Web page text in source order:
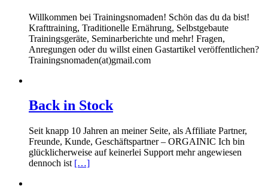
Willkommen bei Trainingsnomaden! Schön das du da bist!
Krafttraining, Traditionelle Ernährung, Selbstgebaute
Trainingsgeräte, Seminarberichte und mehr! Fragen,
Anregungen oder du willst einen Gastartikel veröffentlichen?
Trainingsnomaden(at)gmail.com
Back in Stock
Seit knapp 10 Jahren an meiner Seite, als Affiliate Partner,
Freunde, Kunde, Geschäftspartner – ORGAINIC Ich bin
glücklicherweise auf keinerlei Support mehr angewiesen
dennoch ist […]